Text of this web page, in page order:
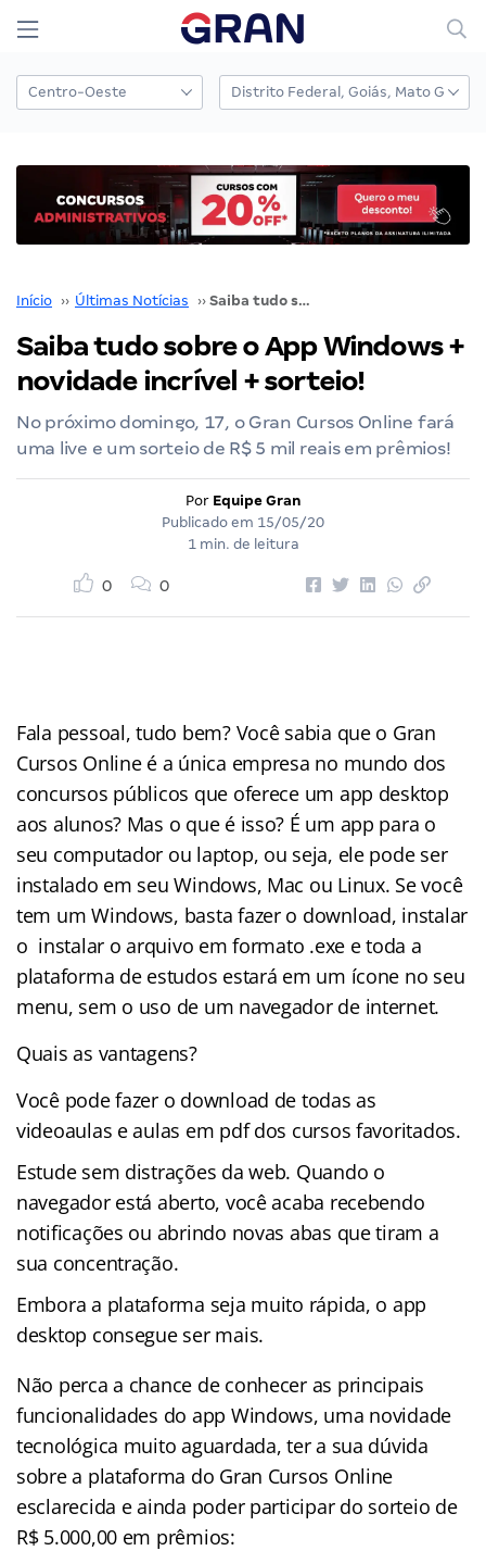
Início ›› Últimas Notícias ›› Saiba tudo sobre o App Windows + novidade incrível + sorteio!
Saiba tudo sobre o App Windows +
novidade incrível + sorteio!
No próximo domingo, 17, o Gran Cursos Online fará
uma live e um sorteio de R$ 5 mil reais em prêmios!
Por Equipe Gran
Publicado em 15/05/20
1 min. de leitura
0 0
Fala pessoal, tudo bem? Você sabia que o Gran
Cursos Online é a única empresa no mundo dos
concursos públicos que oferece um app desktop
aos alunos? Mas o que é isso? É um app para o
seu computador ou laptop, ou seja, ele pode ser
instalado em seu Windows, Mac ou Linux. Se você
tem um Windows, basta fazer o download, instalar
o instalar o arquivo em formato .exe e toda a
plataforma de estudos estará em um ícone no seu
menu, sem o uso de um navegador de internet.
Quais as vantagens?
Você pode fazer o download de todas as
videoaulas e aulas em pdf dos cursos favoritados.
Estude sem distrações da web. Quando o
navegador está aberto, você acaba recebendo
notificações ou abrindo novas abas que tiram a
sua concentração.
Embora a plataforma seja muito rápida, o app
desktop consegue ser mais.
Não perca a chance de conhecer as principais
funcionalidades do app Windows, uma novidade
tecnológica muito aguardada, ter a sua dúvida
sobre a plataforma do Gran Cursos Online
esclarecida e ainda poder participar do sorteio de
R$ 5.000,00 em prêmios: